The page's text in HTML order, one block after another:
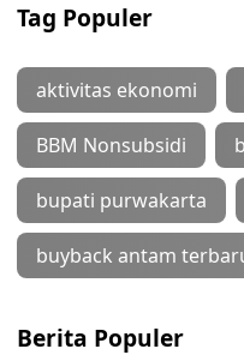
Tag Populer
aktivitas ekonomi
BBM Nonsubsidi
bupati purwakarta
buyback antam
Berita Populer